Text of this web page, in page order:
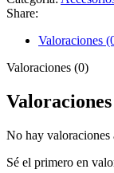
Share:
Valoraciones
Valoraciones (0)
Valoraciones
No hay valoraciones
Sé el primero en